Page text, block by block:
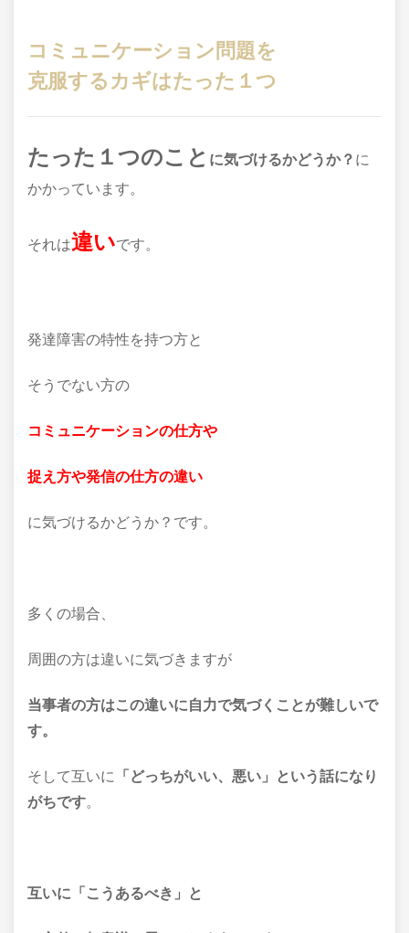
コミュニケーション問題を
克服するカギはたった１つ
たった１つのこと に気づけるかどうか？ に
かかっています。
それは違いです。
発達障害の特性を持つ方と
そうでない方の
コミュニケーションの仕方や
捉え方や発信の仕方の違い
に気づけるかどうか？です。
多くの場合、
周囲の方は違いに気づきますが
当事者の方はこの違いに自力で気づくことが難しいで
す。
そして互いに
「どっちがいい、悪い」という話になり
がちです。
互いに「こうあるべき」と